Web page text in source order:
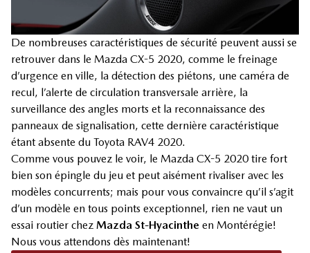
De nombreuses caractéristiques de sécurité peuvent aussi se
retrouver dans le Mazda CX-5 2020, comme le freinage
d’urgence en ville, la détection des piétons, une caméra de
recul, l’alerte de circulation transversale arrière, la
surveillance des angles morts et la reconnaissance des
panneaux de signalisation, cette dernière caractéristique
étant absente du Toyota RAV4 2020.
Comme vous pouvez le voir, le Mazda CX-5 2020 tire fort
bien son épingle du jeu et peut aisément rivaliser avec les
modèles concurrents; mais pour vous convaincre qu’il s’agit
d’un modèle en tous points exceptionnel, rien ne vaut un
essai routier chez Mazda St-Hyacinthe en Montérégie!
Nous vous attendons dès maintenant!